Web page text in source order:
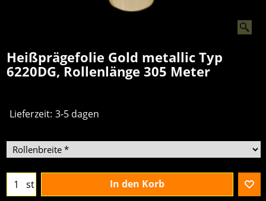
Heißprägefolie Gold metallic Typ
6220DG, Rollenlänge 305 Meter
Lieferzeit: 3-5 dagen
st In den Korb